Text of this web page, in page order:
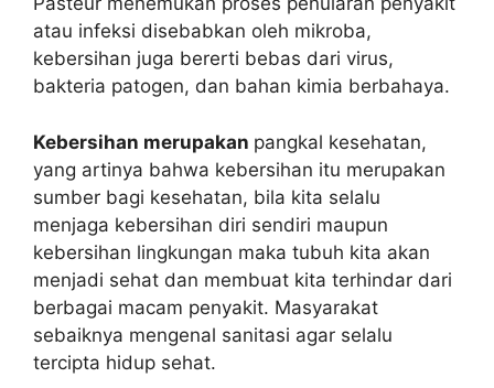
atau infeksi disebabkan oleh mikroba,
kebersihan juga bererti bebas dari virus,
bakteria patogen, dan bahan kimia berbahaya.
Kebersihan merupakan pangkal kesehatan,
yang artinya bahwa kebersihan itu merupakan
sumber bagi kesehatan, bila kita selalu
menjaga kebersihan diri sendiri maupun
kebersihan lingkungan maka tubuh kita akan
menjadi sehat dan membuat kita terhindar dari
berbagai macam penyakit. Masyarakat
sebaiknya mengenal sanitasi agar selalu
tercipta hidup sehat.